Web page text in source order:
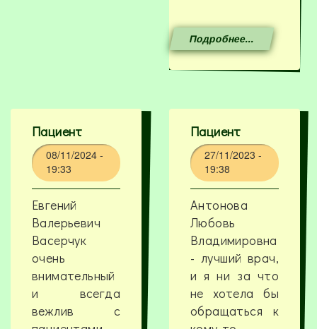
Подробнее...
Пациент
08/11/2024 -
19:33
Евгений
Валерьевич
Васерчук
очень
внимательный
и всегда
вежлив с
Пациент
27/11/2023 -
19:38
Антонова
Любовь
Владимировна
- лучший врач,
и я ни за что
не хотела бы
обращаться к